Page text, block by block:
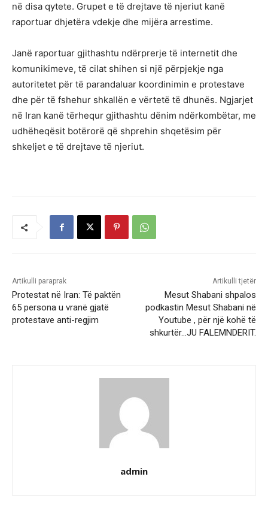
në disa qytete. Grupet e të drejtave të njeriut kanë
raportuar dhjetëra vdekje dhe mijëra arrestime.
Janë raportuar gjithashtu ndërprerje të internetit dhe
komunikimeve, të cilat shihen si një përpjekje nga
autoritetet për të parandaluar koordinimin e protestave
dhe për të fshehur shkallën e vërtetë të dhunës. Ngjarjet
në Iran kanë tërhequr gjithashtu dënim ndërkombëtar, me
udhëheqësit botërorë që shprehin shqetësim për
shkeljet e të drejtave të njeriut.
Artikulli paraprak
Protestat në Iran: Të paktën
65 persona u vranë gjatë
protestave anti-regjim
Artikulli tjetër
Mesut Shabani shpalos
podkastin Mesut Shabani në
Youtube , për një kohë të
shkurtër…JU FALEMNDERIT.
admin